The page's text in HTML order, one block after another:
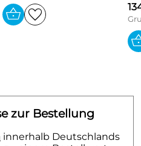
zur Bestellung
innerhalb Deutschlands